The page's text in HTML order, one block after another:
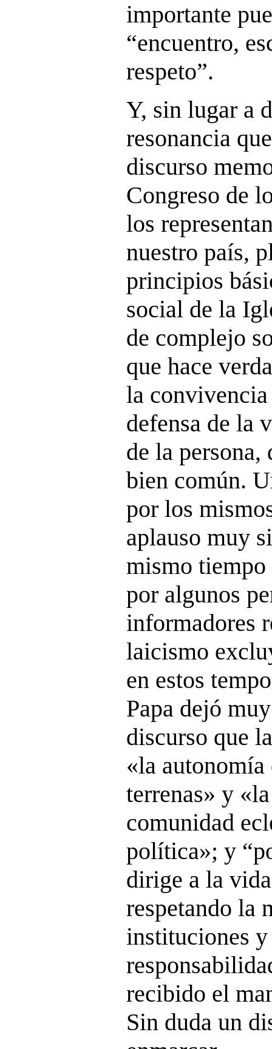
importante
“encuentro,
respeto”.
Y, sin lugar a
resonancia
discurso
Congreso de
los
nuestro país,
principios
social de la
de complejo
que hace
la
defensa de la
de la
bien común.
por los
aplauso muy
mismo
por algunos
informadores
laicismo
en estos
Papa dejó
discurso que
«la autonomía
terrenas» y
comunidad
política»; y
dirige a la
respetando la
instituciones
recibido el
Sin duda un